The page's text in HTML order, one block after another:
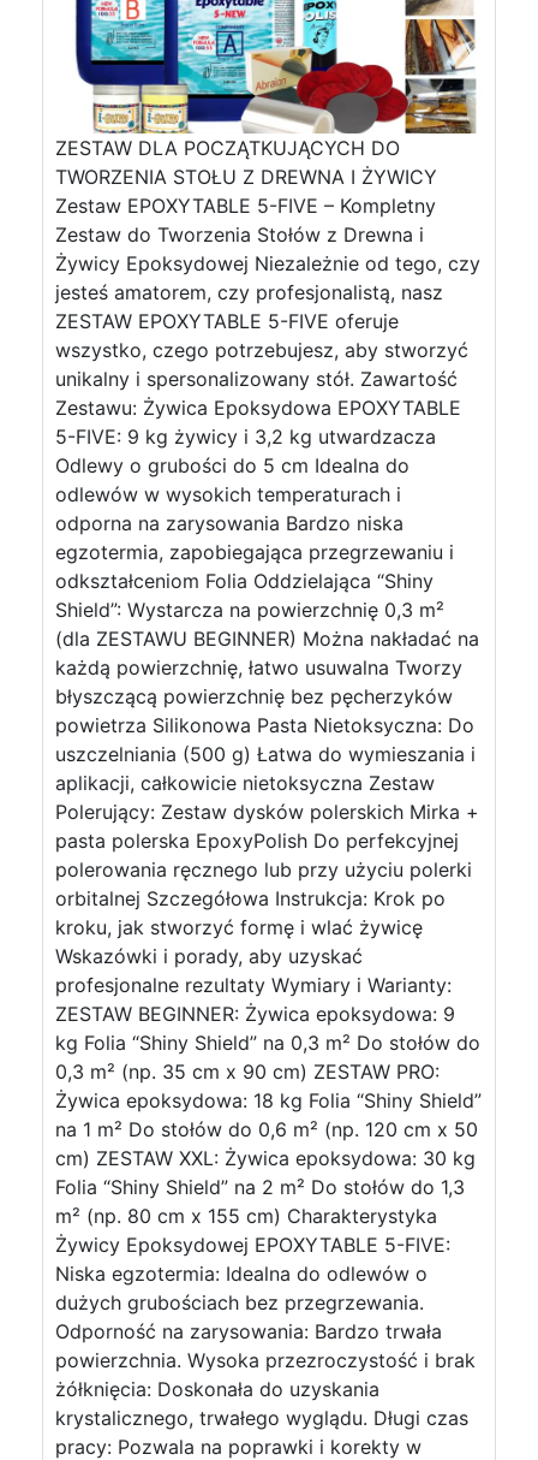
ZESTAW DLA POCZĄTKUJĄCYCH DO
TWORZENIA STOŁU Z DREWNA I ŻYWICY
Zestaw EPOXYTABLE 5-FIVE – Kompletny
Zestaw do Tworzenia Stołów z Drewna i
Żywicy Epoksydowej Niezależnie od tego, czy
jesteś amatorem, czy profesjonalistą, nasz
ZESTAW EPOXYTABLE 5-FIVE oferuje
wszystko, czego potrzebujesz, aby stworzyć
unikalny i spersonalizowany stół. Zawartość
Zestawu: Żywica Epoksydowa EPOXYTABLE
5-FIVE: 9 kg żywicy i 3,2 kg utwardzacza
Odlewy o grubości do 5 cm Idealna do
odlewów w wysokich temperaturach i
odporna na zarysowania Bardzo niska
egzotermia, zapobiegająca przegrzewaniu i
odkształceniom Folia Oddzielająca “Shiny
Shield”: Wystarcza na powierzchnię 0,3 m²
(dla ZESTAWU BEGINNER) Można nakładać na
każdą powierzchnię, łatwo usuwalna Tworzy
błyszczącą powierzchnię bez pęcherzyków
powietrza Silikonowa Pasta Nietoksyczna: Do
uszczelniania (500 g) Łatwa do wymieszania i
aplikacji, całkowicie nietoksyczna Zestaw
Polerujący: Zestaw dysków polerskich Mirka +
pasta polerska EpoxyPolish Do perfekcyjnej
polerowania ręcznego lub przy użyciu polerki
orbitalnej Szczegółowa Instrukcja: Krok po
kroku, jak stworzyć formę i wlać żywicę
Wskazówki i porady, aby uzyskać
profesjonalne rezultaty Wymiary i Warianty:
ZESTAW BEGINNER: Żywica epoksydowa: 9
kg Folia “Shiny Shield” na 0,3 m² Do stołów do
0,3 m² (np. 35 cm x 90 cm) ZESTAW PRO:
Żywica epoksydowa: 18 kg Folia “Shiny Shield”
na 1 m² Do stołów do 0,6 m² (np. 120 cm x 50
cm) ZESTAW XXL: Żywica epoksydowa: 30 kg
Folia “Shiny Shield” na 2 m² Do stołów do 1,3
m² (np. 80 cm x 155 cm) Charakterystyka
Żywicy Epoksydowej EPOXYTABLE 5-FIVE:
Niska egzotermia: Idealna do odlewów o
dużych grubościach bez przegrzewania.
Odporność na zarysowania: Bardzo trwała
powierzchnia. Wysoka przezroczystość i brak
żółknięcia: Doskonała do uzyskania
krystalicznego, trwałego wyglądu. Długi czas
pracy: Pozwala na poprawki i korekty w